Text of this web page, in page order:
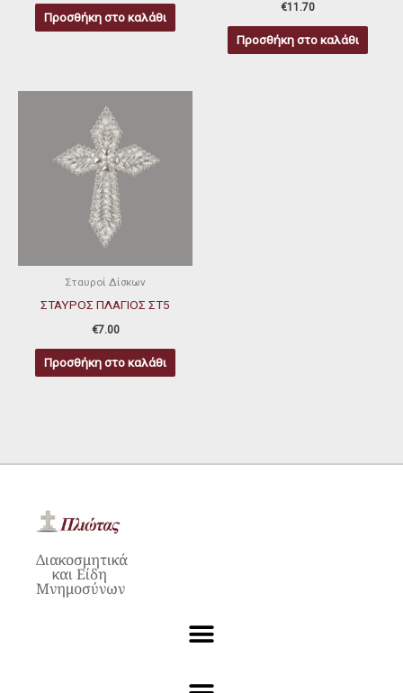
Προσθήκη στο καλάθι
€11.70
Προσθήκη στο καλάθι
Σταυροί Δίσκων
ΣΤΑΥΡΟΣ ΠΛΑΓΙΟΣ ΣΤ5
€7.00
Προσθήκη στο καλάθι
Διακοσμητικά
και Είδη
Μνημοσύνων